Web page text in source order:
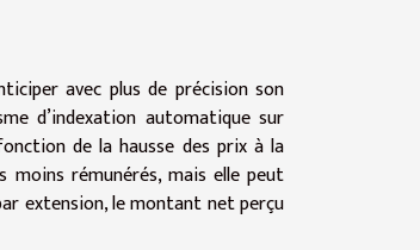
avec plus de précision son
d’indexation automatique sur
de la hausse des prix à la
moins rémunérés, mais elle peut
extension, le montant net perçu